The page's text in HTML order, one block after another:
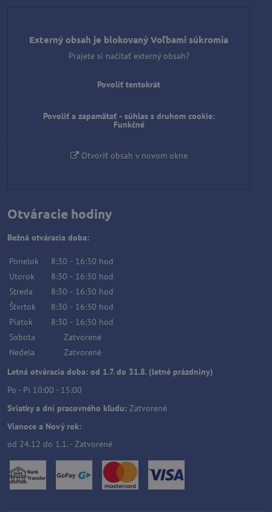
Externý obsah je blokovaný Voľbami súkromia
Prajete si načítať externý obsah?
Povoliť tentokrát
Povoliť a zapamätať - súhlas s druhom cookie:
Funkčné
Otvoriť obsah v novom okne
Otváracie hodiny
Bežná otváracia doba:
Ponelok 8:30 - 16:30 hod
Utorok
8:30 - 16:30 hod
Streda
8:30 - 16:30 hod
Štvrtok
8:30 - 16:30 hod
Piatok
8:30 - 16:30 hod
Sobota
Zatvorené
Nedela
Zatvorené
Letná otváracia doba: od 1.7. do 31.8. (letné prázdniny)
Po - Pi 10:00 - 15:00
Sviatky a dni pracovného kľudu: Zatvorené
Vianoce a Nový rok:
od 24.12 do 1.1. - Zatvorené